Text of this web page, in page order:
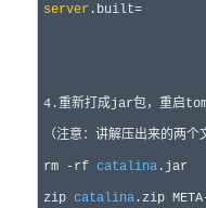
server .built=
4 .重新打成jar包，重启
（注意：讲解压出来的
rm -rf catalina .jar
zip catalina .zip META